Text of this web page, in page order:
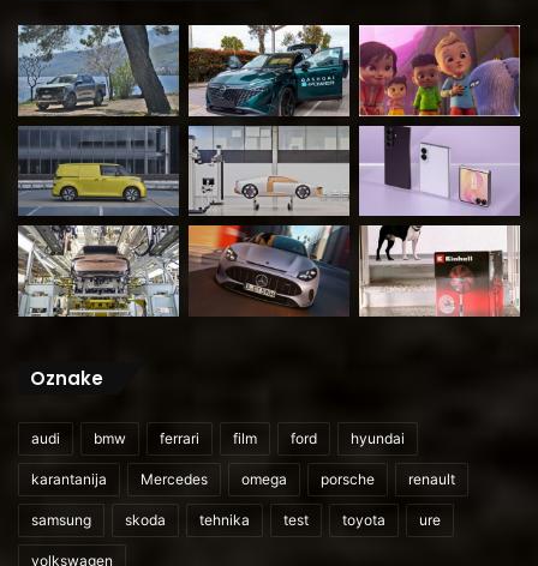
Oznake
audi bmw ferrari film ford hyundai
karantanija Mercedes omega porsche renault
samsung skoda tehnika test toyota ure
volkswagen